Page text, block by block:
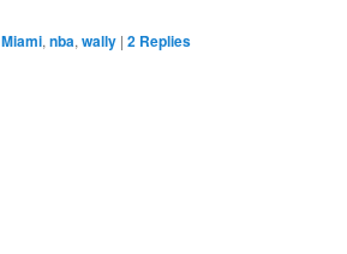
Miami, nba, wally | 2 Replies